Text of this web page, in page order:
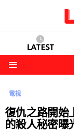
LATEST
電視
復仇之路開
的殺人秘密曝